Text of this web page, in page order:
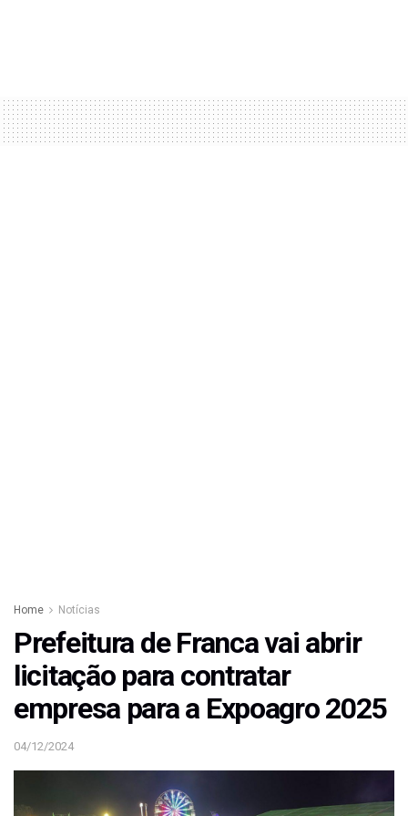
Home Notícias
Prefeitura de Franca vai abrir
licitação para contratar
empresa para a Expoagro 2025
04/12/2024